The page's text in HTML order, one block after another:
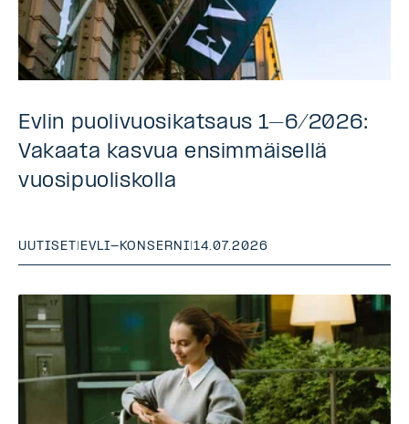
Evlin puolivuosikatsaus 1–6/2026:
Vakaata kasvua ensimmäisellä
vuosipuoliskolla
UUTISET | EVLI-KONSERNI|14.07.2026